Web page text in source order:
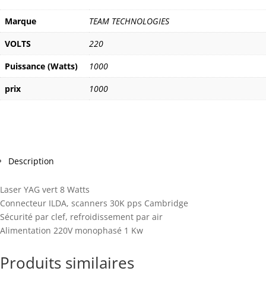
10W
Marque
TEAM TECHNOLOGIES
VOLTS
220
Puissance (Watts)
1000
prix
1000
Description
Laser YAG vert 8 Watts
Connecteur ILDA, scanners 30K pps Cambridge
Sécurité par clef, refroidissement par air
Alimentation 220V monophasé 1 Kw
Produits similaires